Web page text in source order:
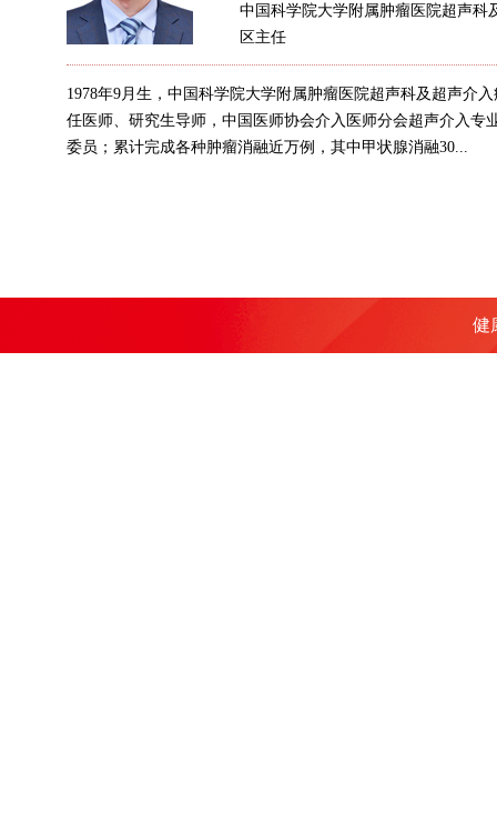
中国科学院大学附属肿瘤医院超声科
区主任
1978年9月生，中国科学院大学附属肿瘤医院超声科及超声介
任医师、研究生导师，中国医师协会介入医师分会超声介入专
委员；累计完成各种肿瘤消融近万例，其中甲状腺消融30...
健